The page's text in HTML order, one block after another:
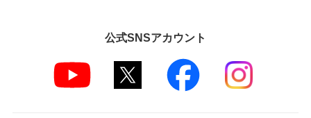
公式SNSアカウント